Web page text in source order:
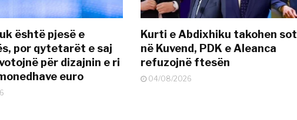
është pjesë e
por qytetarët e saj
për dizajnin e ri
euro
Kurti e Abdixhiku takohen sot
në Kuvend, PDK e Aleanca
refuzojnë ftesën
04/08/2026